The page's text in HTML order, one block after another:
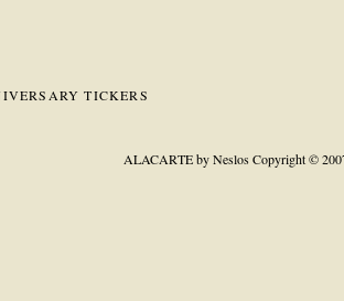
ALACARTE by NeslosCopyright ©